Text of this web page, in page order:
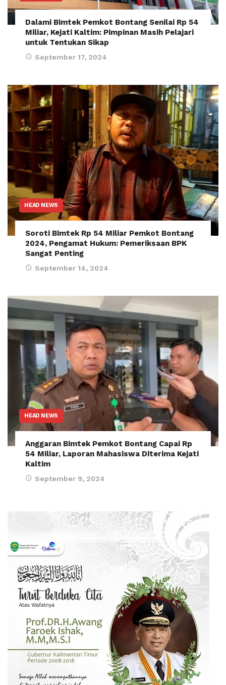
Dalami Bimtek Pemkot Bontang Senilai Rp 54
Miliar, Kejati Kaltim: Pimpinan Masih Pelajari
untuk Tentukan Sikap
September 17, 2024
HEAD NEWS
Soroti Bimtek Rp 54 Miliar Pemkot Bontang
2024, Pengamat Hukum: Pemeriksaan BPK
Sangat Penting
September 14, 2024
HEAD NEWS
Anggaran Bimtek Pemkot Bontang Capai Rp
54 Miliar, Laporan Mahasiswa Diterima Kejati
Kaltim
September 9, 2024